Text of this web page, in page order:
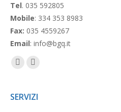
Tel. 035 592805
Mobile: 334 353 8983
Fax: 035 4559267
Email: info@bgq.it
opensopens
SERVIZI